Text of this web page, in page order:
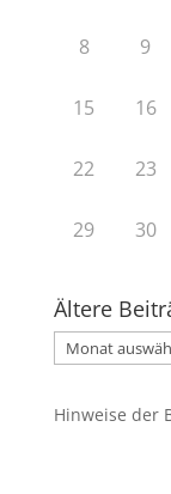
8 9
15 16
22 23
29 30
Ältere
Ältere
Beiträge
Hinweise der